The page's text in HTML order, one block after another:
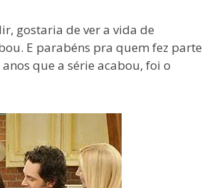
gostaria de ver a vida de
E parabéns pra quem fez parte
que a série acabou, foi o